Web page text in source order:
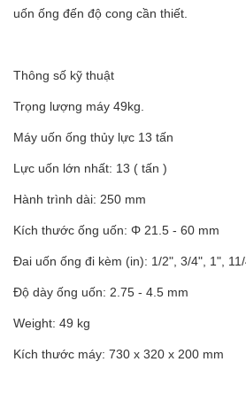
uốn ống đến độ cong cần thiết.
Thông số kỹ thuật
Trọng lượng máy 49kg.
Máy uốn ống thủy lực 13 tấn
Lực uốn lớn nhất: 13 ( tấn )
Hành trình dài: 250 mm
Kích thước ống uốn: Φ 21.5 - 60 mm
Đai uốn ống đi kèm (in): 1/2", 3/4", 1",
Độ dày ống uốn: 2.75 - 4.5 mm
Weight: 49 kg
Kích thước máy: 730 x 320 x 200 mm